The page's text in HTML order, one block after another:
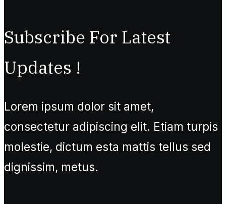
Subscribe For Latest
Updates !
Lorem ipsum dolor sit amet,
consectetur adipiscing elit. Etiam turpis
molestie, dictum esta mattis tellus sed
dignissim, metus.